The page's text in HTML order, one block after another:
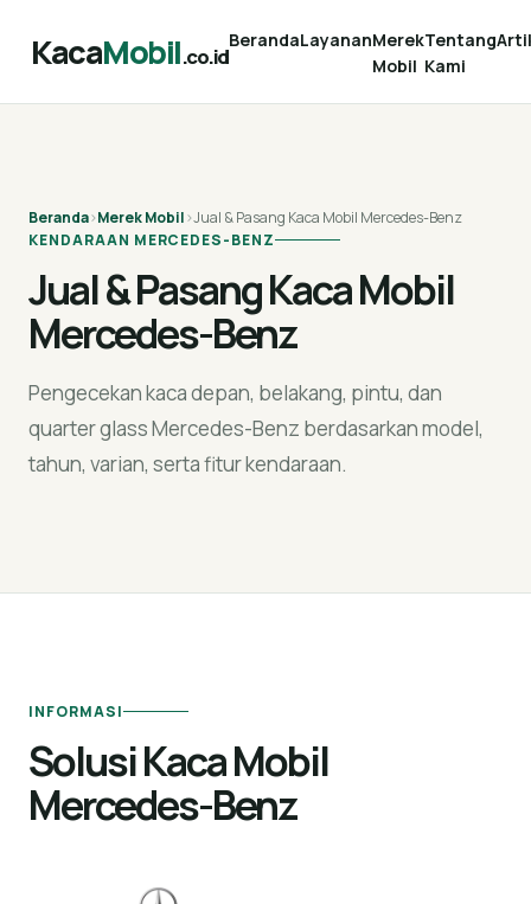
KacaMobil.co.id
BerandaLayananMerek
Mobil
Tentang
Kami
Beranda›Merek Mobil›Jual & Pasang Kaca Mobil Mercedes-Benz
KENDARAAN MERCEDES-BENZ
Jual & Pasang Kaca Mobil
Mercedes-Benz
Pengecekan kaca depan, belakang, pintu, dan
quarter glass Mercedes-Benz berdasarkan model,
tahun, varian, serta fitur kendaraan.
INFORMASI
Solusi Kaca Mobil
Mercedes-Benz